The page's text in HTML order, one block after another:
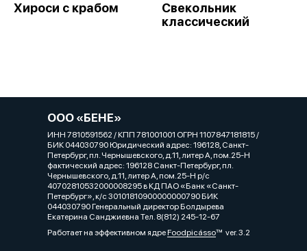
Хироси с крабом
Свекольник
классический
ООО «БЕНЕ»
ИНН 7810591562 / КПП 781001001 ОГРН 1107847181815 /
БИК 044030790 Юридический адрес: 196128, Санкт-
Петербург, пл. Чернышевского, д.11, литер А, пом.25-Н
фактический адрес: 196128 Санкт-Петербург, пл.
Чернышевского, д.11, литер А, пом.25-Н р/с
40702810532000008295 в КД ПАО «Банк «Санкт-
Петербург», к/с 30101810900000000790 БИК
044030790 Генеральный директор Болдырева
Екатерина Санджиевна Тел. 8(812) 245-12-67
Работает на эффективном ядреFoodpicássover. 3.2